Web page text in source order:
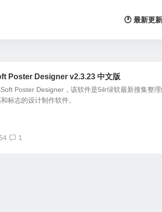
🕐 最新更新
Poster Designer v2.3.23 中文版
Poster Designer，该软件是5ilr绿软最新搜集整
标志的设计制作软件。
1